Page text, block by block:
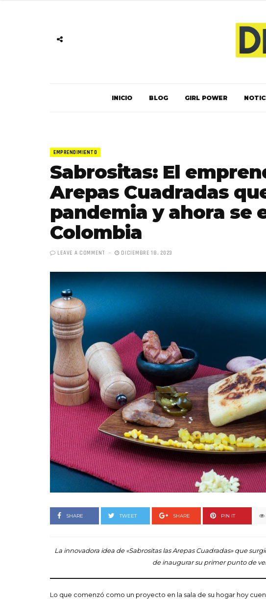
INICIO BLOG GIRL POWER
EMPRENDIMIENTO
Sabrositas: El
Arepas Cuadradas
pandemia y ahora se
Colombia
LEAVE A COMMENT DICIEMBRE 18, 2023
SHARE TWEET SHARE PIN IT
La innovadora idea de «Sabrositas las Arepas Cuadradas» que
de inaugurar su primer punto de
Lo que comenzó como un proyecto en la sala de su hogar hoy
«Bonitas», el nuevo
sencillo de Hendrix y
Goyo un himno por la
vida de las mujeres
LEAVE A COMMENT FEBRERO 16, 2023